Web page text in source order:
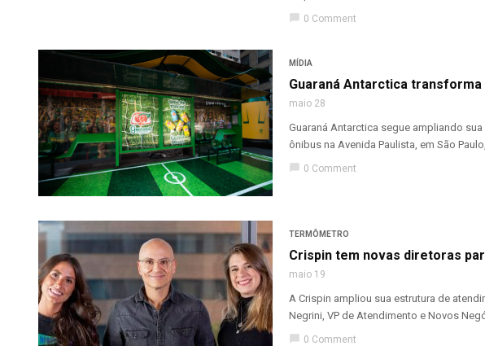
chat_bubble 0 Comment
MÍDIA
Guaraná Antarctica
maio 28
Guaraná Antarctica segue ampliando
ônibus na Avenida Paulista, em São
chat_bubble 0 Comment
TERMÔMETRO
Crispin tem novas diretoras
maio 19
A Crispin ampliou sua estrutura de
Negrini, VP de Atendimento e Novos
chat_bubble 0 Comment